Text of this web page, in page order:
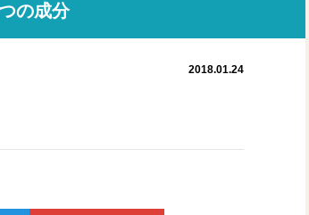
の成分
2018.01.24